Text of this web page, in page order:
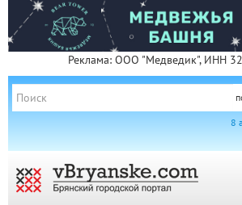
Реклама: ООО "Медведик", ИНН
8